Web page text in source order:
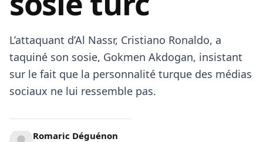
L’attaquant d’Al Nassr, Cristiano Ronaldo, a
taquiné son sosie, Gokmen Akdogan, insistant
sur le fait que la personnalité turque des médias
sociaux ne lui ressemble pas.
Romaric Déguénon